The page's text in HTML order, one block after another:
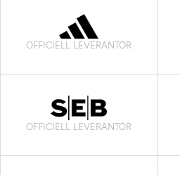
OFFICIELL LEVERANTÖR
OFFICIELL LEVERANTÖR